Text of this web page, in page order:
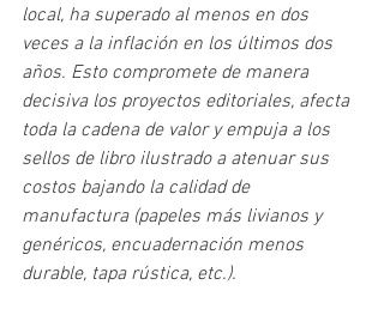
local, ha superado al menos en dos
veces a la inflación en los últimos dos
años. Esto compromete de manera
decisiva los proyectos editoriales, afecta
toda la cadena de valor y empuja a los
sellos de libro ilustrado a atenuar sus
costos bajando la calidad de
manufactura (papeles más livianos y
genéricos, encuadernación menos
durable, tapa rústica, etc.).